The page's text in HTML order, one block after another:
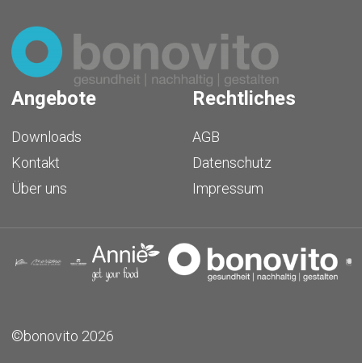
Angebote
Downloads
Kontakt
Über uns
Rechtliches
AGB
Datenschutz
Impressum
©bonovito 2026